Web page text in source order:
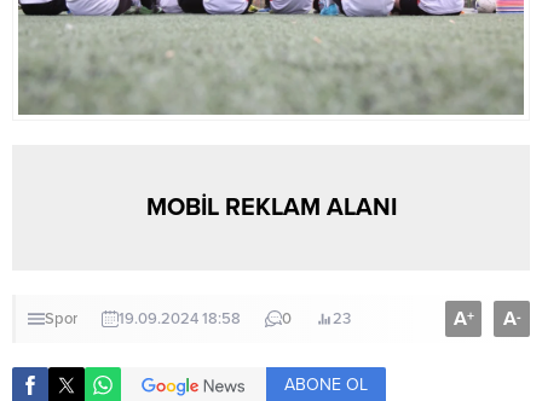
MOBİL REKLAM ALANI
Spor 19.09.2024 18:58 0 23 A+ A-
ABONE OL